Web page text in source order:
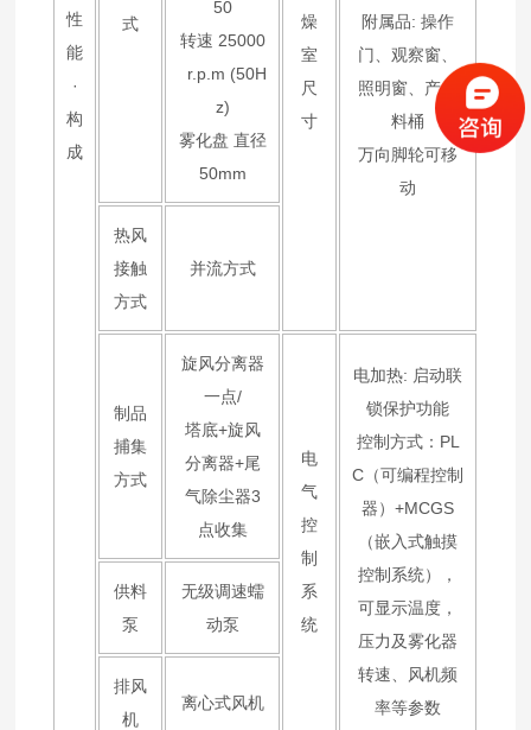
性
能
·
构
成
式
50
转速 25000
r.p.m (50H
z)
雾化盘 直径
50mm
燥
室
尺
寸
附属品: 操作
门、观察窗、
照明窗、产品
料桶
万向脚轮可移
动
热风
接触
方式
并流方式
制品
捕集
方式
旋风分离器
一点/
塔底+旋风
分离器+尾
气除尘器3
点收集
电
气
控
制
系
统
电加热: 启动联
锁保护功能
控制方式：PL
C（可编程控制
器）+MCGS
（嵌入式触摸
控制系统），
可显示温度，
压力及雾化器
转速、风机频
率等参数
供料
泵
无级调速蠕
动泵
排风
机
离心式风机